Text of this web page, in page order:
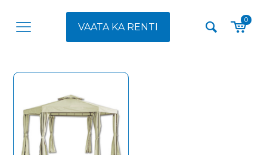
VAATA KA RENTI
0